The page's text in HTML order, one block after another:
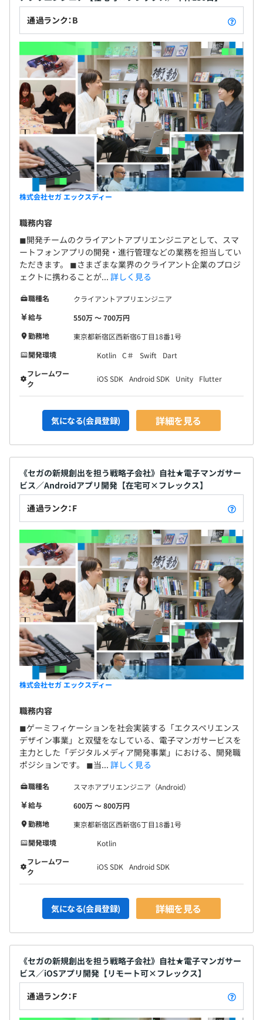
通過ランク：B
株式会社セガ エックスディー
職務内容
◼︎開発チームのクライアントアプリエンジニアとして、スマ
ートフォンアプリの開発・進行管理などの業務を担当してい
ただきます。 ◼︎さまざまな業界のクライアント企業のプロジ
ェクトに携わることが... 詳しく見る
職種名
クライアントアプリエンジニア
給与
550万 〜 700万円
勤務地
東京都新宿区西新宿6丁目18番1号
開発環境
Kotlin C＃ Swift
Dart
フレームワー
ク
iOS SDK Android SDK Unity Flutter
気になる(会員登録) 詳細を見る
《セガの新規創出を担う戦略子会社》自社★電子マンガサー
ビス／Androidアプリ開発【在宅可×フレックス】
通過ランク：F
株式会社セガ エックスディー
職務内容
◼︎ゲーミフィケーションを社会実装する「エクスペリエンス
デザイン事業」と双璧をなしている、電子マンガサービスを
主力とした「デジタルメディア開発事業」における、開発職
ポジションです。 ◼︎当... 詳しく見る
職種名
スマホアプリエンジニア（Android）
給与
600万 〜 800万円
勤務地
東京都新宿区西新宿6丁目18番1号
開発環境
Kotlin
フレームワー
ク
iOS SDK Android SDK
気になる(会員登録) 詳細を見る
《セガの新規創出を担う戦略子会社》自社★電子マンガサー
ビス／iOSアプリ開発【リモート可×フレックス】
通過ランク：F